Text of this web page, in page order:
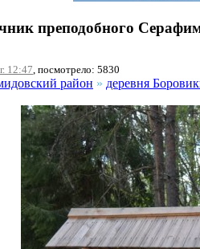
преподобного
12:47, посмотрело: 5830
район » деревня